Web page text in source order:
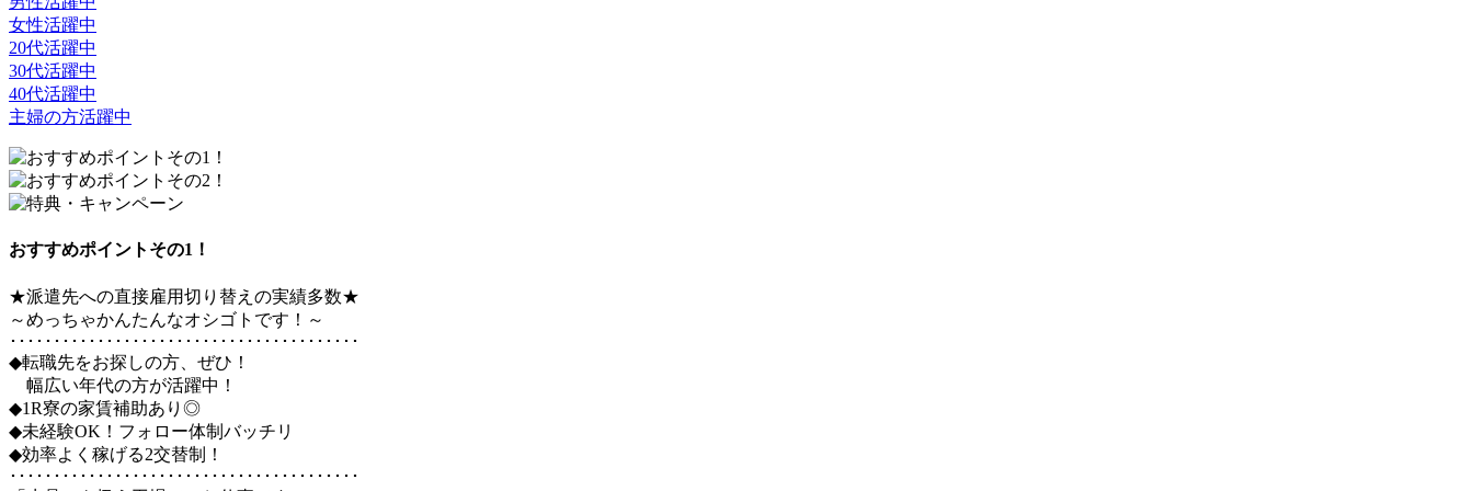
女性活躍中
20代活躍中
30代活躍中
40代活躍中
主婦の方活躍中
おすすめポイントその1！
★派遣先への直接雇用切り替えの実績多数★
～めっちゃかんたんなオシゴトです！～
････････････････････････････････････････
◆転職先をお探しの方、ぜひ！
幅広い年代の方が活躍中！
◆1R寮の家賃補助あり◎
◆未経験OK！フォロー体制バッチリ
◆効率よく稼げる2交替制！
････････････････････････････････････････